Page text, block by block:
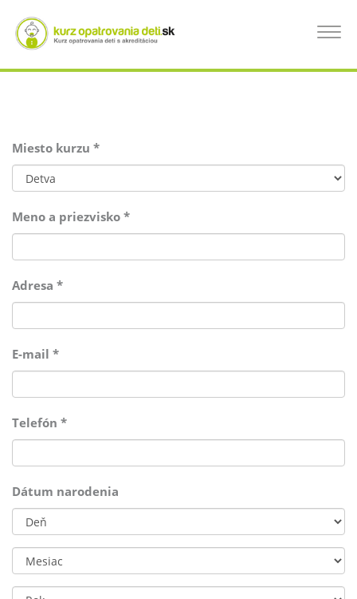
hlavný
obsah
Toggle
PRIHLÁSENIE NA KURZ OPATROVANIA
DETÍ
Miesto kurzu *
Meno a priezvisko *
Adresa *
E-mail *
Telefón *
Dátum narodenia
Deň
Mesiac